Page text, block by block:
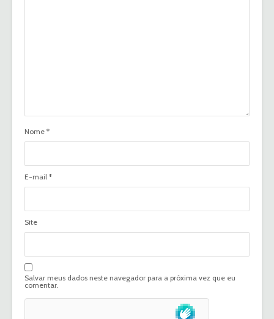
Nome *
E-mail *
Site
Salvar meus dados neste navegador para a próxima vez que eu
comentar.